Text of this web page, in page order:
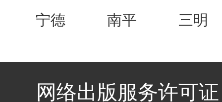
宁德
南平 三明
网络出版服务许可